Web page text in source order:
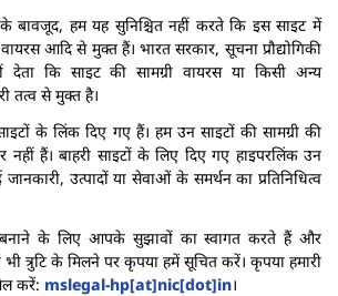
के बावजूद, हम यह सुनिश्चित नहीं करते कि इस साइट में
आदि से मुक्त हैं। भारत सरकार, सूचना प्रौद्योगिकी
देता कि साइट की सामग्री वायरस या किसी अन्य
तत्व से मुक्त है।
के लिंक दिए गए हैं। हम उन साइटों की सामग्री की
नहीं हैं। बाहरी साइटों के लिए दिए गए हाइपरलिंक उन
जानकारी, उत्पादों या सेवाओं के समर्थन का प्रतिनिधित्व
बनाने के लिए आपके सुझावों का स्वागत करते हैं और
त्रुटि के मिलने पर कृपया हमें सूचित करें। कृपया हमारी
करें: mslegal-hp[at]nic[dot]in।